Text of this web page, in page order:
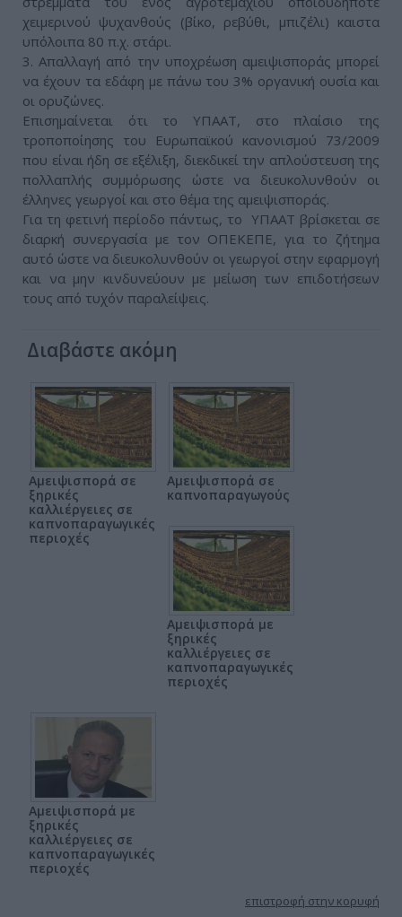
χειμερινού ψυχανθούς (βίκο, ρεβύθι, μπιζέλι) καιστα
υπόλοιπα 80 π.χ. στάρι.
3. Απαλλαγή από την υποχρέωση αμειψισποράς μπορεί
να έχουν τα εδάφη με πάνω του 3% οργανική ουσία και
οι ορυζώνες.
Επισημαίνεται ότι το ΥΠΑΑΤ, στο πλαίσιο της
τροποποίησης του Ευρωπαϊκού κανονισμού 73/2009
που είναι ήδη σε εξέλιξη, διεκδικεί την απλούστευση της
πολλαπλής συμμόρωσης ώστε να διευκολυνθούν οι
έλληνες γεωργοί και στο θέμα της αμειψισποράς.
Για τη φετινή περίοδο πάντως, το ΥΠΑΑΤ βρίσκεται σε
διαρκή συνεργασία με τον ΟΠΕΚΕΠΕ, για το ζήτημα
αυτό ώστε να διευκολυνθούν οι γεωργοί στην εφαρμογή
και να μην κινδυνεύουν με μείωση των επιδοτήσεων
τους από τυχόν παραλείψεις.
Διαβάστε ακόμη
Αμειψισπορά σε
ξηρικές
καλλιέργειες σε
καπνοπαραγωγικές
περιοχές
Αμειψισπορά σε
καπνοπαραγωγούς
Αμειψισπορά με
ξηρικές
καλλιέργειες σε
καπνοπαραγωγικές
περιοχές
Αμειψισπορά με
ξηρικές
καλλιέργειες σε
καπνοπαραγωγικές
περιοχές
επιστροφή στην κορυφή